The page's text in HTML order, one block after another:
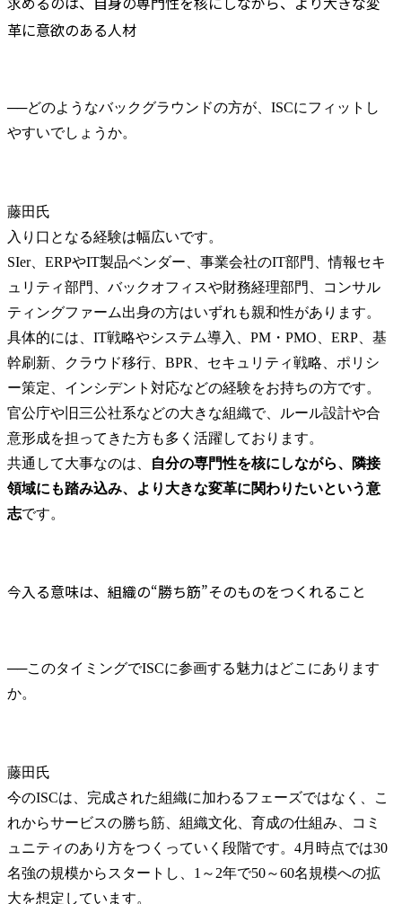
革に意欲のある人材
──どのようなバックグラウンドの方が、ISCにフィットし
藤田氏
入り口となる経験は幅広いです。
SIer、ERPやIT製品ベンダー、事業会社のIT部門、情報セキ
ュリティ部門、バックオフィスや財務経理部門、コンサル
ティングファーム出身の方はいずれも親和性があります。
具体的には、IT戦略やシステム導入、PM・PMO、ERP、基
幹刷新、クラウド移行、BPR、セキュリティ戦略、ポリシ
ー策定、インシデント対応などの経験をお持ちの方です。
官公庁や旧三公社系などの大きな組織で、ルール設計や合
意形成を担ってきた方も多く活躍しております。
共通して大事なのは、
自分の専門性を核にしながら、隣接
領域にも踏み込み、より大きな変革に関わりたいという意
志です。
今入る意味は、組織の“勝ち筋”そのものをつくれること
──このタイミングでISCに参画する魅力はどこにあります
藤田氏
今のISCは、完成された組織に加わるフェーズではなく、こ
れからサービスの勝ち筋、組織文化、育成の仕組み、コミ
ュニティのあり方をつくっていく段階です。4月時点では30
名強の規模からスタートし、1～2年で50～60名規模への拡
大を想定しています。